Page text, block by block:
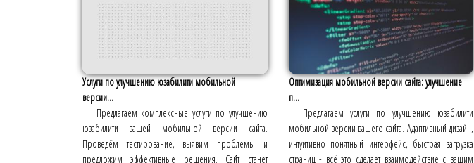
Услуги по улучшению юзабилити мобильной
версии...
Предлагаем комплексные услуги по улучшению
юзабилити вашей мобильной версии сайта.
Проведём тестирование, выявим проблемы и
предложим эффективные решения. Сайт станет
Оптимизация мобильной версии сайта: улучшение
п...
Предлагаем услуги по улучшению юзабилити
мобильной версии вашего сайта. Адаптивный дизайн,
интуитивно понятный интерфейс, быстрая загрузка
страниц - всё это сделает взаимодействие с вашим